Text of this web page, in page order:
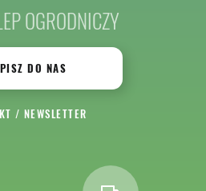
OGRODNICZY
DO NAS
/ NEWSLETTER